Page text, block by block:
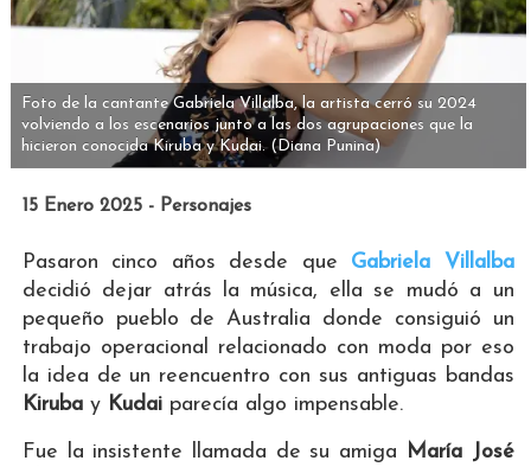
Foto de la cantante Gabriela Villalba, la artista cerró su 2024
volviendo a los escenarios junto a las dos agrupaciones que la
hicieron conocida Kiruba y Kudai. (Diana Punina)
15 Enero 2025 - Personajes
Pasaron cinco años desde que Gabriela Villalba
decidió dejar atrás la música, ella se mudó a un
pequeño pueblo de Australia donde consiguió un
trabajo operacional relacionado con moda por eso
la idea de un reencuentro con sus antiguas bandas
Kirubay Kudaiparecía algo impensable.
Fue la insistente llamada de su amiga
María José